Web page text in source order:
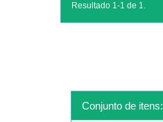
Resultado 1-1 de 1.
Conjunto de itens: